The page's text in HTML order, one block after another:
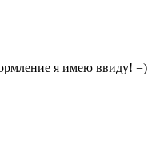
я имею ввиду! =)